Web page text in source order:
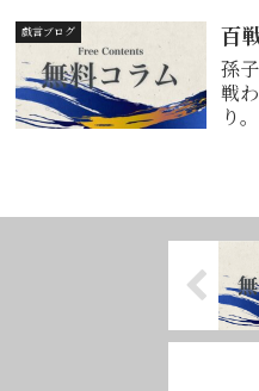
戯言ブログ 百
孫
戦わ
り。 「百回戦って、百勝するのは、最善の方策ではない。 戦闘せずに敵の軍事力を